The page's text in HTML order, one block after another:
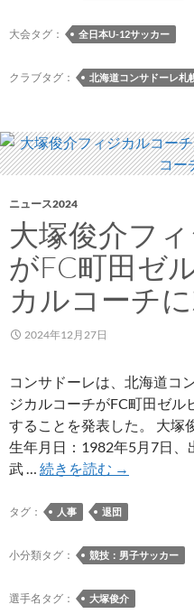
ド
レ
U-
12
JFA
第
48
回
全
日
本
12
サ
ッ
カ
ー
手
大
で
大会タグ： 全日本U-12サッカー
クラブタグ： 北海道コンサドーレ札
ニュース2024
大塚俊介フ
がFC町田ゼ
カルコーチ
2024年12月27日
コンサドーレは、北海道コ
ジカルコーチがFC町田ゼ
することを発表した。 大塚
生年月日：1982年5月7日、
武 … 続きを読む 大
俊
フ
ジ
→
タグ： 人事 退団
小分類タグ： 競技：男子サッカー
選手名タグ： 大塚俊介